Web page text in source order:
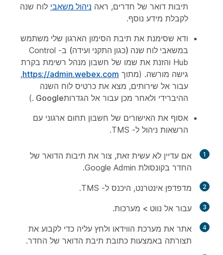
תיבות דואר של חדרים, ראה ניהול משאבי לוח שנה
לקבלת מידע נוסף.
ודא שסימנת את תיבת הסימון הארגון שלי משתמש
במשאבי לוח שנה (כגון התקני ועידה)
ב- Control
Hub והזנת את שמו של חשבון מנהל רשימת בקרת
גישה מורשה. (מתוך https://admin.webex.com
,
עבור אל שירותים, מצא את כרטיס לוח השנה
ההיברידי ולאחר מכן עבור אל הגדרותGoogle
.)
אסוף את האישורים של חשבון תחום ארגוני עם
הרשאות ניהול ל- TMS.
1
אם עדיין לא עשית זאת, צור את תיבות הדואר של
החדר בקונסולת Google Admin.
2 מדפדפן אינטרנט, היכנס ל- TMS.
3 עבור אל נווט > מערכות.
4
אתר את מערכת הווידאו ולחץ עליה כדי לקבוע את
תצורתה באמצעות כתובת תיבת הדואר של החדר.